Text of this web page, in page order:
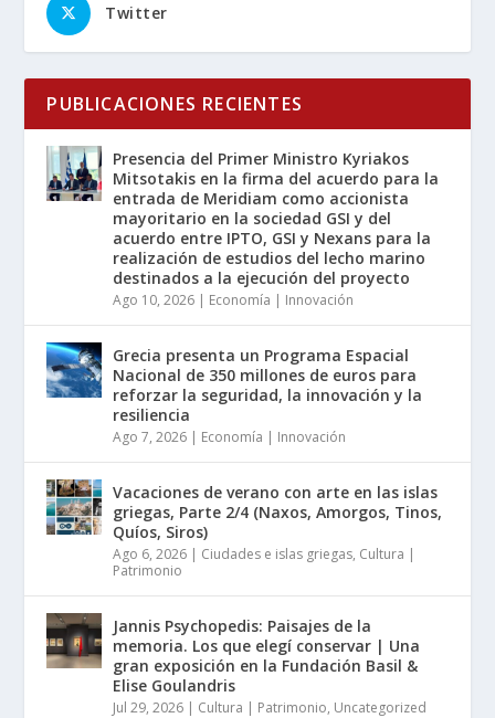
Twitter
PUBLICACIONES RECIENTES
Presencia del Primer Ministro Kyriakos
Mitsotakis en la firma del acuerdo para la
entrada de Meridiam como accionista
mayoritario en la sociedad GSI y del
acuerdo entre IPTO, GSI y Nexans para la
realización de estudios del lecho marino
destinados a la ejecución del proyecto
Ago 10, 2026 | Economía | Innovación
Grecia presenta un Programa Espacial
Nacional de 350 millones de euros para
reforzar la seguridad, la innovación y la
resiliencia
Ago 7, 2026 | Economía | Innovación
Vacaciones de verano con arte en las islas
griegas, Parte 2/4 (Naxos, Amorgos, Tinos,
Quíos, Siros)
Ago 6, 2026 | Ciudades e islas griegas, Cultura |
Patrimonio
Jannis Psychopedis: Paisajes de la
memoria. Los que elegí conservar | Una
gran exposición en la Fundación Basil &
Elise Goulandris
Jul 29, 2026 | Cultura | Patrimonio, Uncategorized